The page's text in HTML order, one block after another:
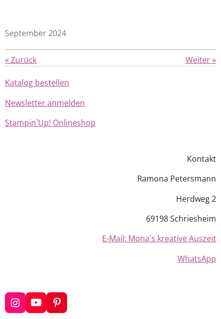
September 2024
« Zurück Weiter»
Katalog bestellen
Newsletter anmelden
Stampin`Up! Onlineshop
Kontakt
Ramona Petersmann
Herdweg 2
69198 Schriesheim
E-Mail: Mona`s kreative Auszeit
WhatsApp
I
n
Y
o
P
i